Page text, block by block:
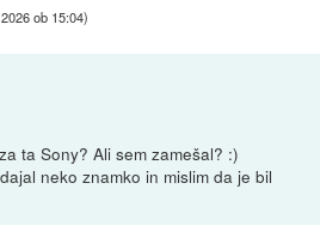
ob 15:04)
ta Sony? Ali sem zamešal? :)
neko znamko in mislim da je bil